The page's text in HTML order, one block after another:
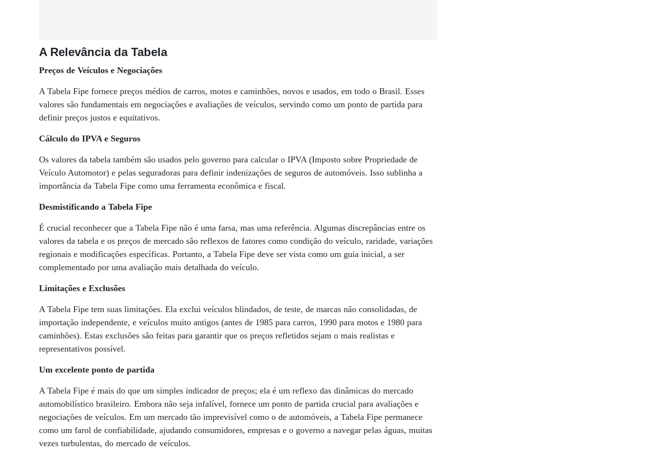
A Relevância da Tabela
Preços de Veículos e Negociações
A Tabela Fipe fornece preços médios de carros, motos e caminhões, novos e usados, em todo o Brasil. Esses
valores são fundamentais em negociações e avaliações de veículos, servindo como um ponto de partida para
definir preços justos e equitativos.
Cálculo do IPVA e Seguros
Os valores da tabela também são usados pelo governo para calcular o IPVA (Imposto sobre Propriedade de
Veículo Automotor) e pelas seguradoras para definir indenizações de seguros de automóveis. Isso sublinha a
importância da Tabela Fipe como uma ferramenta econômica e fiscal.
Desmistificando a Tabela Fipe
É crucial reconhecer que a Tabela Fipe não é uma farsa, mas uma referência. Algumas discrepâncias entre os
valores da tabela e os preços de mercado são reflexos de fatores como condição do veículo, raridade, variações
regionais e modificações específicas. Portanto, a Tabela Fipe deve ser vista como um guia inicial, a ser
complementado por uma avaliação mais detalhada do veículo.
Limitações e Exclusões
A Tabela Fipe tem suas limitações. Ela exclui veículos blindados, de teste, de marcas não consolidadas, de
importação independente, e veículos muito antigos (antes de 1985 para carros, 1990 para motos e 1980 para
caminhões). Estas exclusões são feitas para garantir que os preços refletidos sejam o mais realistas e
representativos possível.
Um excelente ponto de partida
A Tabela Fipe é mais do que um simples indicador de preços; ela é um reflexo das dinâmicas do mercado
automobilístico brasileiro. Embora não seja infalível, fornece um ponto de partida crucial para avaliações e
negociações de veículos. Em um mercado tão imprevisível como o de automóveis, a Tabela Fipe permanece
como um farol de confiabilidade, ajudando consumidores, empresas e o governo a navegar pelas águas, muitas
vezes turbulentas, do mercado de veículos.